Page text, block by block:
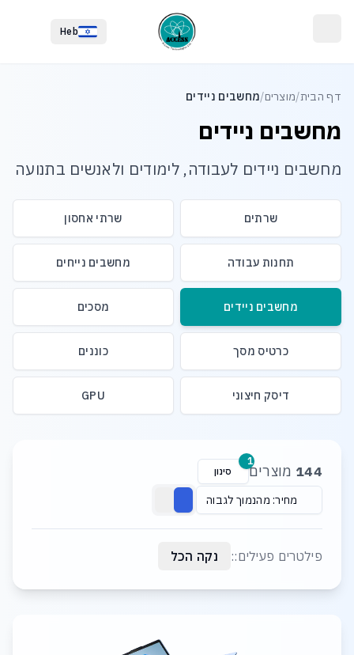
Heb
דף הבית/מוצרים/מחשבים ניידים
מחשבים ניידים
מחשבים ניידים לעבודה, לימודים ולאנשים בתנועה
שרתים שרתי אחסון
תחנות עבודה מחשבים נייחים
מחשבים ניידים מסכים
כרטיס מסך כוננים
דיסק חיצוני GPU
144 מוצרים סינון
1
מחיר: מהנמוך לגבוה
פילטרים פעילים:: נקה הכל